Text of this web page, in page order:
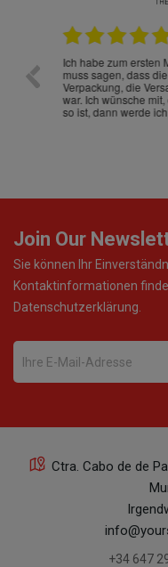
Ich habe zum ersten
muss sagen, dass
Verpackung, die
war. Ich wünsche
so ist, dann werde
Join Our
Sie können Ihr
Kontaktinformationen
Datenschutzerklärung.
Ctra. Cabo de de
+34 647